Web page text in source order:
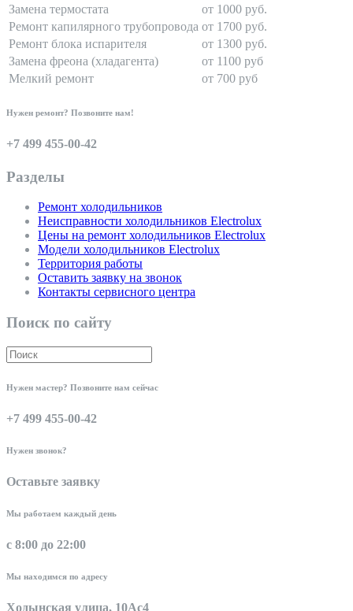
Замена термостата
от 1000 руб.
Ремонт капилярного трубопровода от 1700 руб.
Ремонт блока испарителя
от 1300 руб.
Замена фреона (хладагента)
от 1100 руб
Мелкий ремонт
от 700 руб
Нужен ремонт? Позвоните нам!
+7 499 455-00-42
Разделы
Ремонт холодильников
Неисправности холодильников Electrolux
Цены на ремонт холодильников Electrolux
Модели холодильников Electrolux
Территория работы
Оставить заявку на звонок
Контакты сервисного центра
Поиск по сайту
Нужен мастер? Позвоните нам сейчас
+7 499 455-00-42
Нужен звонок?
Оставьте заявку
Мы работаем каждый день
с 8:00 до 22:00
Мы находимся по адресу
Ходынская улица, 10Ас4